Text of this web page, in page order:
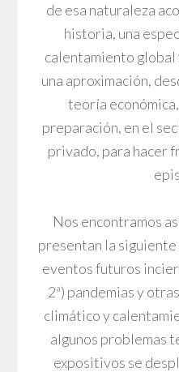
de esa naturaleza
historia, una
calentamiento global
una aproximación,
teoría
preparación, en el
privado, para hacer
Nos encontramos
presentan la
eventos futuros
2ª) pandemias y
climático y
algunos problemas
expositivos se